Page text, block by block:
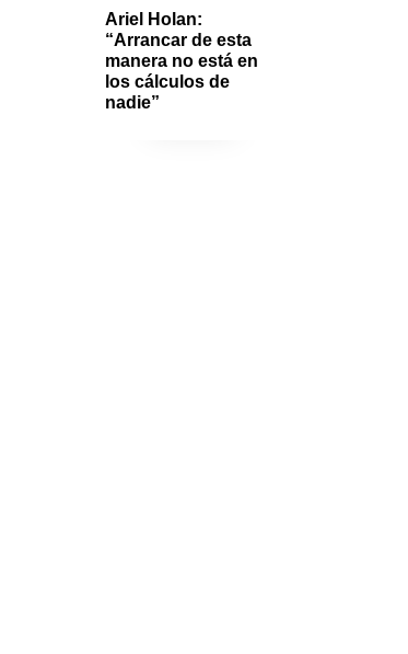
Ariel Holan:
“Arrancar de esta
manera no está en
los cálculos de
nadie”